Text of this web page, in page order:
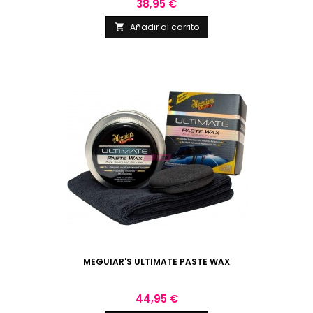
Precio
38,95 €
 Añadir al carrito
MEGUIAR'S ULTIMATE PASTE WAX
Precio
44,95 €